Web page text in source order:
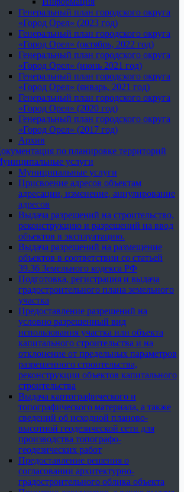
Генеральный план городского округа
«Город Орел» (2023 год)
Генеральный план городского округа
«Город Орел» (октябрь, 2022 год)
Генеральный план городского округа
«Город Орел» (июнь 2021 год)
Генеральный план городского округа
«Город Орел» (январь, 2021 год)
Генеральный план городского округа
«Город Орел» (2020 год)
Генеральный план городского округа
«Город Орел» (2017 год)
Архив
по планировке территорий
услуги
Муниципальные услуги
Присвоение адресов объектам
адресации, изменение, аннулирование
адресов
Выдача разрешений на строительство,
реконструкцию и разрешений на ввод
объектов в эксплуатацию.
Выдача разрешений на размещение
объектов в соответствии со статьей
39.36 Земельного кодекса РФ
Подготовка, регистрация и выдача
градостроительного плана земельного
участка
Предоставление разрешений на
условно разрешенный вид
использования участка или объекта
капитального строительства и на
отклонение от предельных параметров
разрешенного строительства,
реконструкции объектов капитального
строительства
Выдача картографического и
топографического материала, а также
сведений об исходной планово-
высотной геодезической сети для
производства топографо-
геодезических работ
Предоставление решения о
согласовании архитектурно-
градостроительного облика объекта